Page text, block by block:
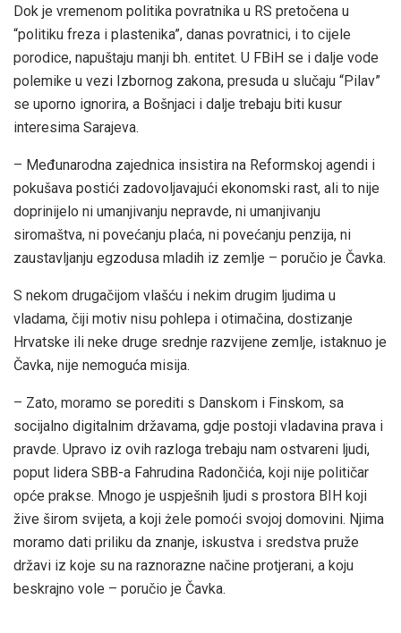
Dok je vremenom politika povratnika u RS pretočena u
“politiku freza i plastenika”, danas povratnici, i to cijele
porodice, napuštaju manji bh. entitet. U FBiH se i dalje vode
polemike u vezi Izbornog zakona, presuda u slučaju “Pilav”
se uporno ignorira, a Bošnjaci i dalje trebaju biti kusur
interesima Sarajeva.
– Međunarodna zajednica insistira na Reformskoj agendi i
pokušava postići zadovoljavajući ekonomski rast, ali to nije
doprinijelo ni umanjivanju nepravde, ni umanjivanju
siromaštva, ni povećanju plaća, ni povećanju penzija, ni
zaustavljanju egzodusa mladih iz zemlje – poručio je Čavka.
S nekom drugačijom vlašću i nekim drugim ljudima u
vladama, čiji motiv nisu pohlepa i otimačina, dostizanje
Hrvatske ili neke druge srednje razvijene zemlje, istaknuo je
Čavka, nije nemoguća misija.
– Zato, moramo se porediti s Danskom i Finskom, sa
socijalno digitalnim državama, gdje postoji vladavina prava i
pravde. Upravo iz ovih razloga trebaju nam ostvareni ljudi,
poput lidera SBB-a Fahrudina Radončića, koji nije političar
opće prakse. Mnogo je uspješnih ljudi s prostora BIH koji
žive širom svijeta, a koji żele pomoći svojoj domovini. Njima
moramo dati priliku da znanje, iskustva i sredstva pruže
državi iz koje su na raznorazne načine protjerani, a koju
beskrajno vole – poručio je Čavka.